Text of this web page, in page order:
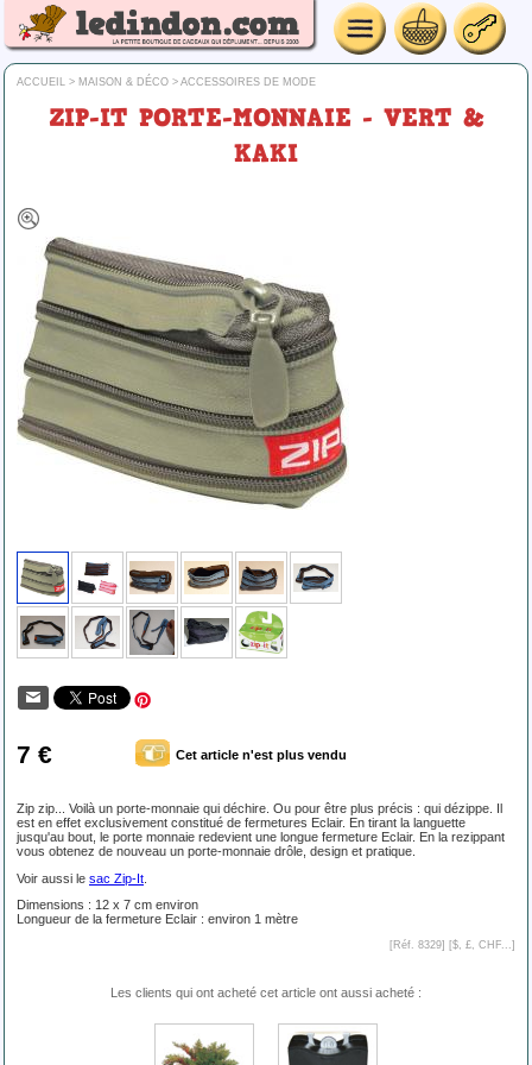
ACCUEIL > MAISON & DÉCO > ACCESSOIRES DE MODE
ZIP-IT PORTE-MONNAIE - VERT &
KAKI
7 € Cet article n'est plus vendu
Zip zip... Voilà un porte-monnaie qui déchire. Ou pour être plus précis : qui dézippe. Il
est en effet exclusivement constitué de fermetures Eclair. En tirant la languette
jusqu'au bout, le porte monnaie redevient une longue fermeture Eclair. En la rezippant
vous obtenez de nouveau un porte-monnaie drôle, design et pratique.
Voir aussi le sac Zip-It
Dimensions : 12 x 7 cm environ
Longueur de la fermeture Eclair : environ 1 mètre
[Réf. 8329] [$, £, CHF... ]
Les clients qui ont acheté cet article ont aussi acheté :